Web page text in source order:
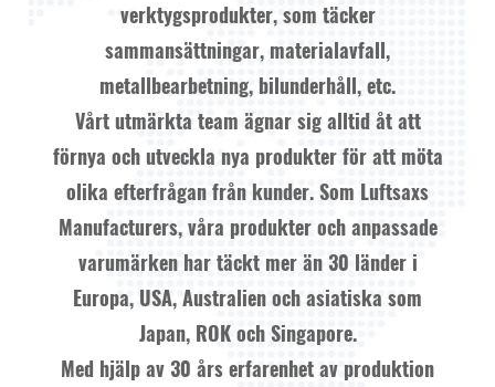
verktygsprodukter, som täcker
sammansättningar, materialavfall,
metallbearbetning, bilunderhåll, etc.
Vårt utmärkta team ägnar sig alltid åt att
förnya och utveckla nya produkter för att möta
olika efterfrågan från kunder. Som Luftsaxs
Manufacturers, våra produkter och anpassade
varumärken har täckt mer än 30 länder i
Europa, USA, Australien och asiatiska som
Japan, ROK och Singapore.
Med hjälp av 30 års erfarenhet av produktion